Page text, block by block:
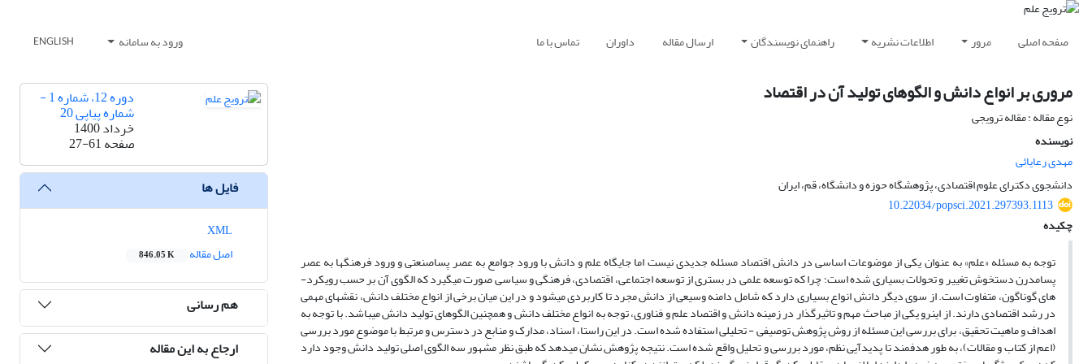
صفحه اصلی مرور اطلاعات نشریه راهنمای نویسندگان ارسال مقاله داوران تماس با ما ورود به سامانه ENGLISH
مروری بر انواع دانش و الگوهای تولید آن در اقتصاد
نوع مقاله : مقاله ترویجی
نویسنده
مهدی رعایائی
دانشجوی دکترای علوم اقتصادی، پژوهشگاه حوزه و دانشگاه، قم، ایران
10.22034/popsci.2021.297393.1113
چکیده
توجه به مسئله «علم» به عنوان یکی از موضوعات اساسی در دانش اقتصاد مسئله جدیدی نیست اما جایگاه علم و دانش با ورود جوامع به عصر پساصنعتی و ورود فرهنگ‏ها به عصر
پسامدرن دستخوش تغییر و تحولات بسیاری شده است؛ چرا که توسعه علمی در بستری از توسعه اجتماعی، اقتصادی، فرهنگی و سیاسی صورت می­گیرد که الگوی آن بر حسب رویکرد­
های گوناگون، متفاوت است. از سوی دیگر دانش انواع بسیاری دارد که شامل دامنه وسیعی از دانش مجرد تا کاربردی می‏شود و در این میان برخی از انواع مختلف دانش، نقش‏های مهمی
در رشد اقتصادی دارند. از اینرو یکی از مباحث مهم و تاثیرگذار در زمینه دانش و اقتصاد علم و فناوری، توجه به انواع مختلف دانش و همچنین الگوهای تولید دانش می­باشد. با توجه به
اهداف و ماهیت تحقیق، برای بررسی این مسئله از روش پژوهش توصیفی - تحلیلی استفاده شده است. در این راستا، اسناد، مدارک و منابع در دسترس و مرتبط با موضوع مورد بررسی
(اعم از کتاب و مقالات)، به طور هدفمند تا پدیدآیی نظم، مورد بررسی و تحلیل واقع شده است. نتیجه پژوهش نشان می­دهد که طبق نظر مشهور سه الگوی اصلی تولید دانش وجود دارد
دوره 12، شماره 1 -
شماره پیاپی 20
خرداد 1400
صفحه27-61
فایل ها
اصل مقاله
846.05 K
هم رسانی
ارجاع به این مقاله